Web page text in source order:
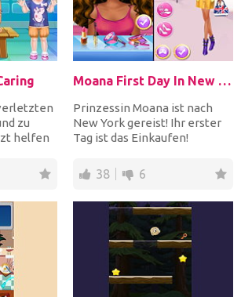
zu
helfen
Moana First Day In New York
Prinzessin Moana ist nach
New York gereist! Ihr erster
Tag ist das Einkaufen!
38 6